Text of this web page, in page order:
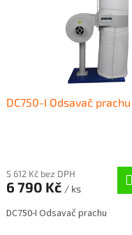
DC750-I Odsavač prachu
5 612 Kč bez DPH
6 790 Kč / ks
DC750-I Odsavač prachu